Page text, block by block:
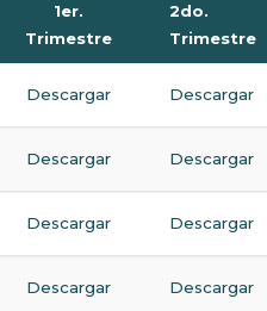
1er.
Trimestre
2do.
Trimestre
Descargar Descargar
Descargar Descargar
Descargar Descargar
Descargar Descargar